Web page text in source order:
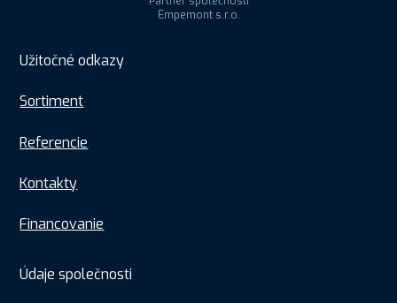
Empemont s.r.o.
Užitočné odkazy
Sortiment
Referencie
Kontakty
Financovanie
Údaje společnosti